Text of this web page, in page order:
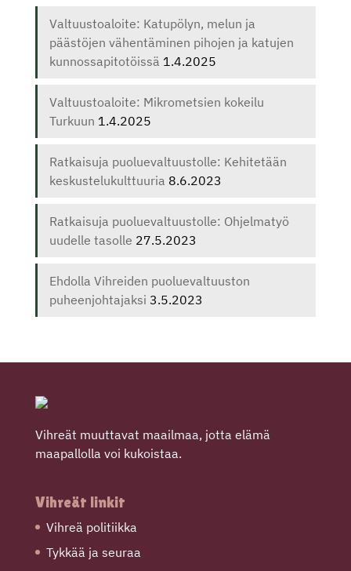
Valtuustoaloite: Katupölyn, melun ja
päästöjen vähentäminen pihojen ja katujen
kunnossapitotöissä 1.4.2025
Valtuustoaloite: Mikrometsien kokeilu
Turkuun 1.4.2025
Ratkaisuja puoluevaltuustolle: Kehitetään
keskustelukulttuuria 8.6.2023
Ratkaisuja puoluevaltuustolle: Ohjelmatyö
uudelle tasolle 27.5.2023
Ehdolla Vihreiden puoluevaltuuston
puheenjohtajaksi 3.5.2023
Vihreät muuttavat maailmaa, jotta elämä
maapallolla voi kukoistaa.
Vihreät linkit
Vihreä politiikka
Tykkää ja seuraa